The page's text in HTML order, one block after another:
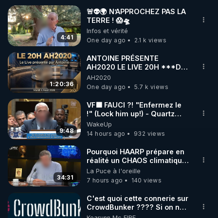
🌱 INSTAGRAM
https://www.instagram.com/rdlr_thierrycasasnovas/
http://rgnr.li/instagram
🌱 LA NEWSLETTER
Pour ne pas rater l’actualité RGNR (stages,
http://rgnr.li/news
🌱 VIDÉOS NON CENSURÉES SUR ODYSEE
Toutes les vidéos Youtube sont aussi sur la
http://rgnr.li/odysee
🌱 LES STAGES EN PRÉSENTIEL
4:41
🚨👽🌍 N’APPROCHEZ PAS LA
TERRE ! 😱🛸
Infos et vérité
One day ago
2.1 k views
1:20:36
ANTOINE PRÉSENTE
AH2020 LE LIVE 20H ***DU
04/08/2026*** 📷LE
GRAND RÉVEIL EST EN
MARCHE 📷
AH2020
One day ago
5.7 k views
9:48
VF🟩 FAUCI ?! "Enfermez le
!" (Lock him up!) - Quartz
Traduction
WakeUp
14 hours ago
932 views
34:31
Pourquoi HAARP prépare en
réalité un CHAOS climatique,
on répond
La Puce à l'oreille
7 hours ago
140 views
C'est quoi cette connerie sur
CrowdBunker ???? Si on ne
peut plus publier, c'est un